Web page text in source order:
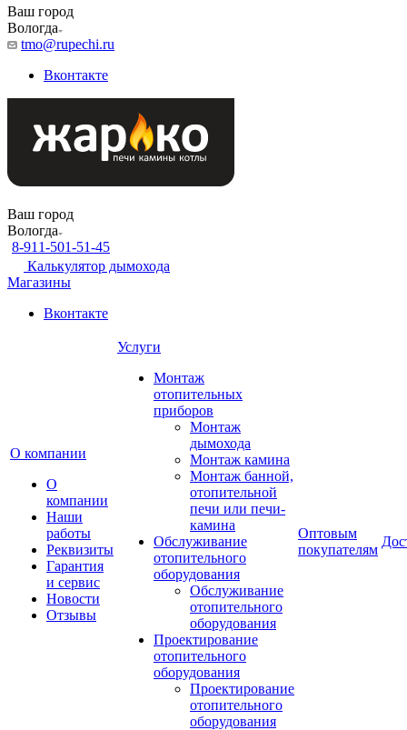
Ваш город
Вологда
tmo@rupechi.ru
Вконтакте
Ваш город
Вологда
8-911-501-51-45
Калькулятор дымохода
Магазины
Вконтакте
О компании
О
компании
Наши
работы
Реквизиты
Гарантия
и сервис
Новости
Отзывы
Услуги
Монтаж
отопительных
приборов
Монтаж
дымохода
Монтаж камина
Монтаж банной,
отопительной
печи или печи-
камина
Обслуживание
отопительного
оборудования
Обслуживание
отопительного
оборудования
Проектирование
отопительного
оборудования
Проектирование
отопительного
оборудования
Оптовым
покупателям